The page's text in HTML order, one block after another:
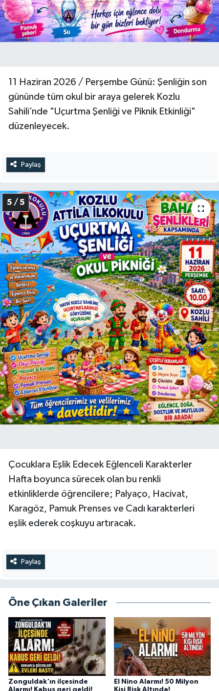
11 Haziran 2026 / Perşembe Günü: Şenliğin son
gününde tüm okul bir araya gelerek Kozlu
Sahili’nde "Uçurtma Şenliği ve Piknik Etkinliği"
düzenleyecek.
Paylaş
5 / 5
Çocuklara Eşlik Edecek Eğlenceli Karakterler
Hafta boyunca sürecek olan bu renkli
etkinliklerde öğrencilere; Palyaço, Hacivat,
Karagöz, Pamuk Prenses ve Cadı karakterleri
eşlik ederek coşkuyu artıracak.
Paylaş
Öne Çıkan Galeriler
Zonguldak'ın ilçesinde
Alarmı! Kabus geri geldi!
El Nino Alarmı! 50 Milyon
Kişi Risk Altında!